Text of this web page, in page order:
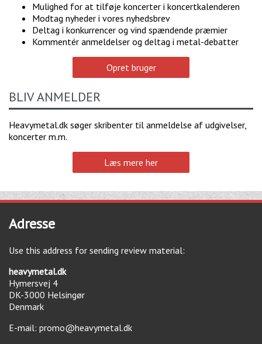
Mulighed for at tilføje koncerter i koncertkalenderen
Modtag nyheder i vores nyhedsbrev
Deltag i konkurrencer og vind spændende præmier
Kommentér anmeldelser og deltag i metal-debatter
Opret bruger
BLIV ANMELDER
Heavymetal.dk søger skribenter til anmeldelse af udgivelser,
koncerter m.m.
Læs mere her
Adresse
Use this address for sending review material:
heavymetal.dk
Hymersvej 4
DK-3000 Helsingør
Denmark
E-mail: promo@heavymetal.dk